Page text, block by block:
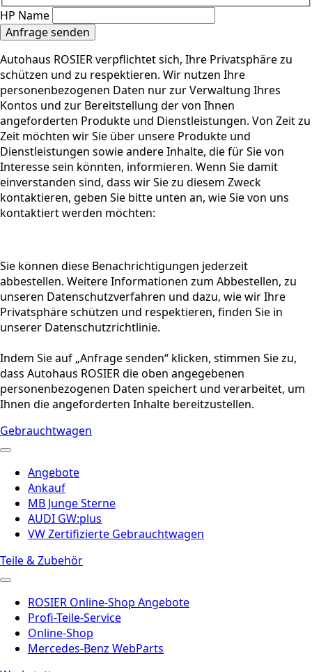
HP Name
Anfrage senden
Autohaus ROSIER verpflichtet sich, Ihre Privatsphäre zu
schützen und zu respektieren. Wir nutzen Ihre
personenbezogenen Daten nur zur Verwaltung Ihres
Kontos und zur Bereitstellung der von Ihnen
angeforderten Produkte und Dienstleistungen. Von Zeit zu
Zeit möchten wir Sie über unsere Produkte und
Dienstleistungen sowie andere Inhalte, die für Sie von
Interesse sein könnten, informieren. Wenn Sie damit
einverstanden sind, dass wir Sie zu diesem Zweck
kontaktieren, geben Sie bitte unten an, wie Sie von uns
kontaktiert werden möchten:
Sie können diese Benachrichtigungen jederzeit
abbestellen. Weitere Informationen zum Abbestellen, zu
unseren Datenschutzverfahren und dazu, wie wir Ihre
Privatsphäre schützen und respektieren, finden Sie in
unserer Datenschutzrichtlinie.
Indem Sie auf „Anfrage senden“ klicken, stimmen Sie zu,
dass Autohaus ROSIER die oben angegebenen
personenbezogenen Daten speichert und verarbeitet, um
Ihnen die angeforderten Inhalte bereitzustellen.
Gebrauchtwagen
Angebote
Ankauf
MB Junge Sterne
AUDI GW:plus
VW Zertifizierte Gebrauchtwagen
Teile & Zubehör
ROSIER Online-Shop Angebote
Profi-Teile-Service
Online-Shop
Mercedes-Benz WebParts